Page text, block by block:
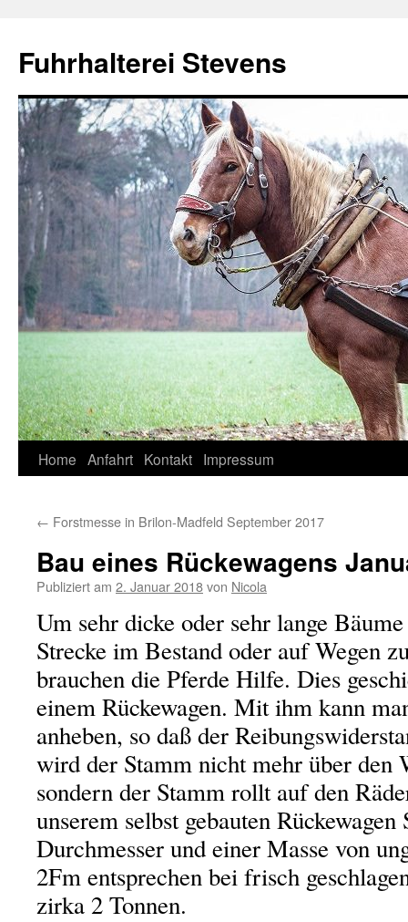
Fuhrhalterei Stevens
Springe
Inhalt
Home Anfahrt Kontakt Impressum
← Forstmesse in Brilon-Madfeld September 2017
Bau eines Rückewagens
Publiziert am 2. Januar 2018von Nicola
Um sehr dicke oder sehr lange
Strecke im Bestand oder auf Wegen
brauchen die Pferde Hilfe. Dies
einem Rückewagen. Mit ihm kann
anheben, so daß der
wird der Stamm nicht mehr über den
sondern der Stamm rollt auf den
unserem selbst gebauten
Durchmesser und einer Masse von
2Fm entsprechen bei frisch
zirka 2 Tonnen.